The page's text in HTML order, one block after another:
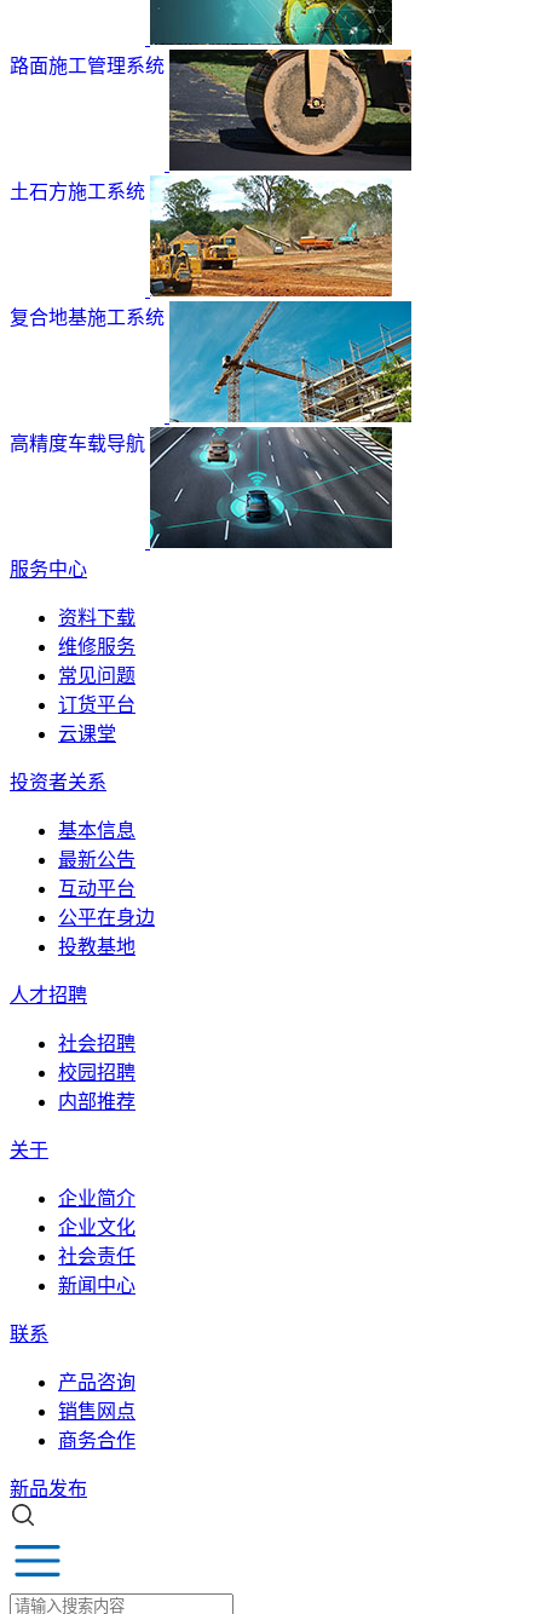
路面施工管理系统
土石方施工系统
复合地基施工系统
高精度车载导航
服务中心
资料下载
维修服务
常见问题
订货平台
云课堂
投资者关系
基本信息
最新公告
互动平台
公平在身边
投教基地
人才招聘
社会招聘
校园招聘
内部推荐
关于
企业简介
企业文化
社会责任
新闻中心
联系
产品咨询
销售网点
商务合作
新品发布